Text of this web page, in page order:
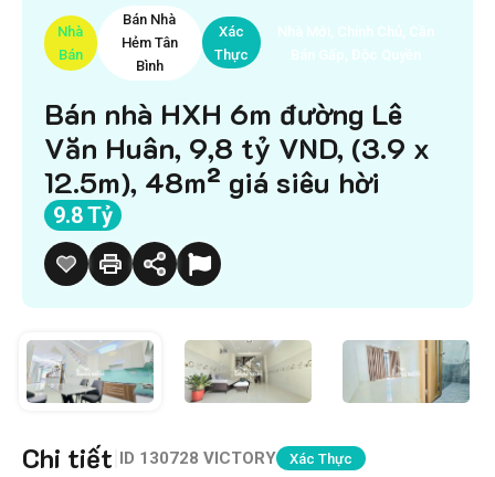
Nhà
Bán
Bán Nhà
Hẻm Tân
Bình
Xác
Thực
Nhà Mới, Chính Chủ, Cần
Bán Gấp, Độc Quyền
Bán nhà HXH 6m đường Lê
Văn Huân, 9,8 tỷ VND, (3.9 x
12.5m), 48m² giá siêu hời
9.8 Tỷ
Chi tiết ID 130728 VICTORY Xác Thực